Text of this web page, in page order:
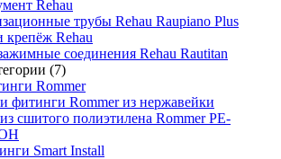
Rehau
трубы Rehau Raupiano Plus
Rehau
соединения Rehau Rautitan
(7)
Rommer
фитинги Rommer из нержавейки
сшитого полиэтилена Rommer PE-
Smart Install